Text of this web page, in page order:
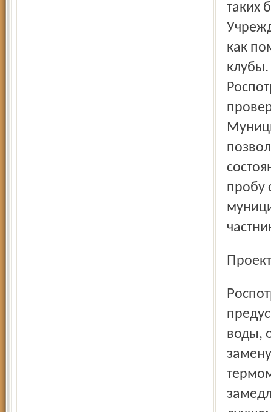
таких
как
клубы.
пробу
Роспотребнадзора кроме уже отмеченных нами мер
воды,